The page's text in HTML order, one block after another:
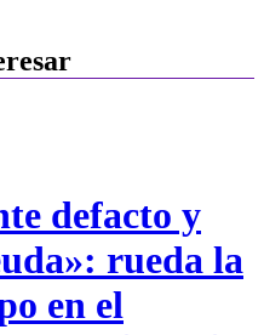
defacto y
rueda la
en el